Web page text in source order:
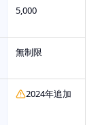
5,000
無制限
2024年追加